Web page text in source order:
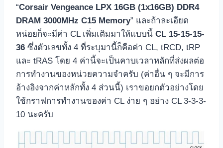
“Corsair Vengeance LPX 16GB (1x16GB) DDR4
DRAM 3000MHz C15 Memory” และถ้าละเอียด
หน่อยก็จะมีค่า CL เพิ่มเติมมาให้แบบนี้ CL 15-15-15-
36 ซึ่งตัวเลขทั้ง 4 ที่ระบุมานี้ก็คือค่า CL, tRCD, tRP
และ tRAS โดย 4 ค่านี้จะเป็นคาบเวลาหลักที่ส่งผลต่อ
การทำงานของหน่วยความจำครับ (ค่าอื่น ๆ จะมีการ
อ้างอิงจากค่าหลักทั้ง 4 ส่วนนี้) เราขอยกตัวอย่างโดย
ใช้กราฟการทำงานของค่า CL ง่าย ๆ อย่าง CL 3-3-3-
10 นะครับ